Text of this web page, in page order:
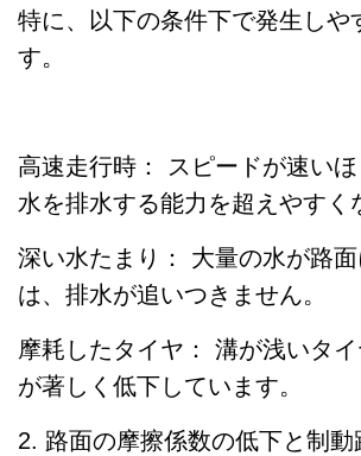
特に、以下の条件下で発生しや
す。
高速走行時： スピードが速い
水を排水する能力を超えやすく
深い水たまり： 大量の水が路
は、排水が追いつきません。
摩耗したタイヤ： 溝が浅いタ
が著しく低下しています。
2. 路面の摩擦係数の低下と制動